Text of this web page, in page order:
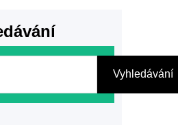
Vyhledávání